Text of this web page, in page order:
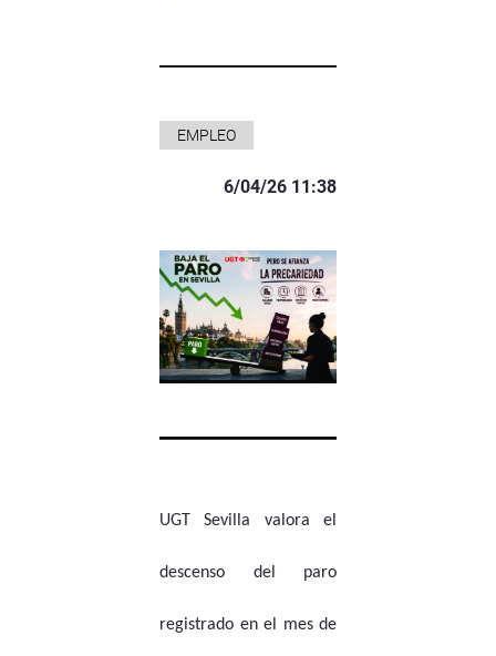
EMPLEO
6/04/26 11:38
UGT Sevilla valora el
descenso del paro
registrado en el mes de